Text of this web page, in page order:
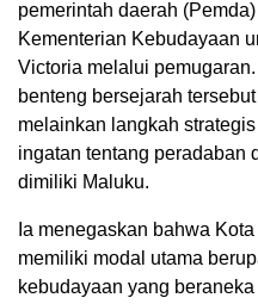
pemerintah daerah
Kementerian Kebudayaan
Victoria melalui
benteng bersejarah
melainkan langkah
ingatan tentang peradaban
dimiliki Maluku.
Ia menegaskan bahwa
memiliki modal utama
kebudayaan yang